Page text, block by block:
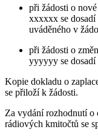
při žádosti o
xxxxxx se dosadí
uváděného v
při žádosti o
yyyyyy se dosadí
Kopie dokladu o
se přiloží k žádosti.
Za vydání rozhodnutí
rádiových kmitočtů se